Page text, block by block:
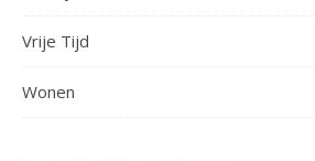
Vrije Tijd
Wonen